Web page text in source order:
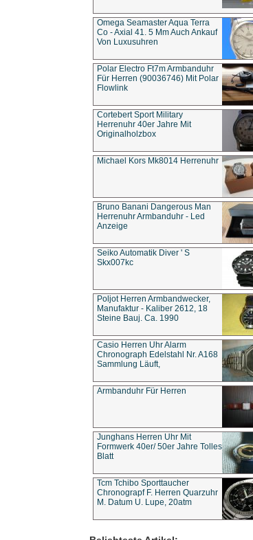
Omega Seamaster Aqua Terra
Co - Axial 41. 5 Mm Auch Ankauf
Von Luxusuhren
Polar Electro Ft7m Armbanduhr
Für Herren (90036746) Mit Polar
Flowlink
Cortebert Sport Military
Herrenuhr 40er Jahre Mit
Originalholzbox
Michael Kors Mk8014 Herrenuhr
Bruno Banani Dangerous Man
Herrenuhr Armbanduhr - Led
Anzeige
Seiko Automatik Diver ' S
Skx007kc
Poljot Herren Armbandwecker,
Manufaktur - Kaliber 2612, 18
Steine Bauj. Ca. 1990
Casio Herren Uhr Alarm
Chronograph Edelstahl Nr. A168
Sammlung Läuft,
Armbanduhr Für Herren
Junghans Herren Uhr Mit
Formwerk 40er/ 50er Jahre Tolles
Blatt
Tcm Tchibo Sporttaucher
Chronograpf F. Herren Quarzuhr
M. Datum U. Lupe, 20atm